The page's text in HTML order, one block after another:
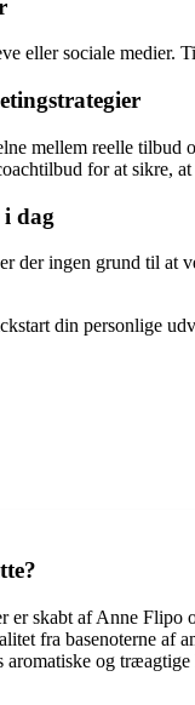
eller sociale medier.
mellem reelle
for at sikre,
dag
ingen grund til at
din personlige
skabt af Anne
fra basenoterne
og